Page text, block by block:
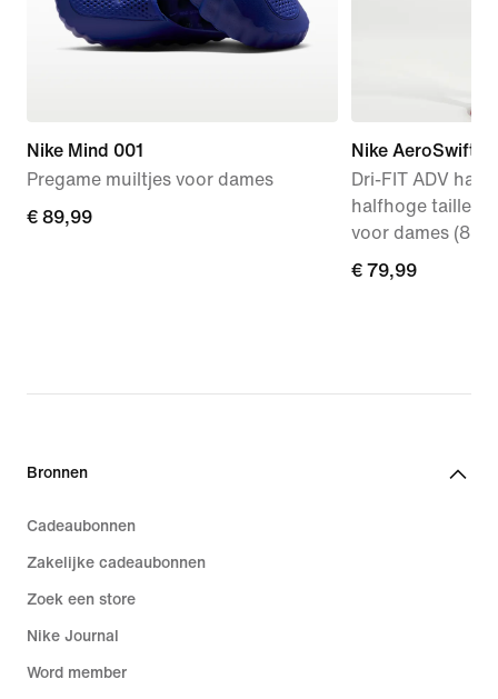
Nike Mind 001
Pregame muiltjes voor dames
€ 89,99
€ 89,99
Nike AeroSwift
Dri-FIT ADV
halfhoge taille
voor dames (8
€ 79,99
€ 79,99
Bronnen
Cadeaubonnen
Zakelijke cadeaubonnen
Zoek een store
Nike Journal
Word member